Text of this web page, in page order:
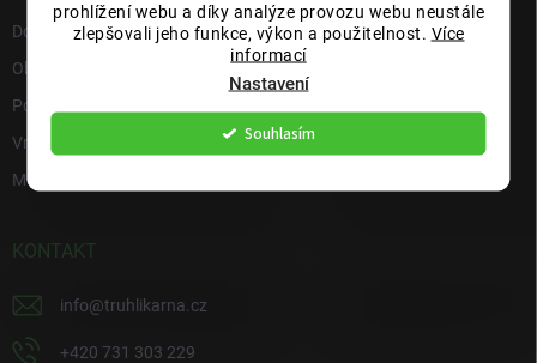
prohlížení webu a díky analýze provozu webu neustále
zlepšovali jeho funkce, výkon a použitelnost. Více
informací
Nastavení
Souhlasím
Doprava a platba
Obchodní podmínky
Podmínky ochrany osobních údajů
Vrácení zboží
Moje objednávka
KONTAKT
info@truhlikarna.cz
+420 731 303 229